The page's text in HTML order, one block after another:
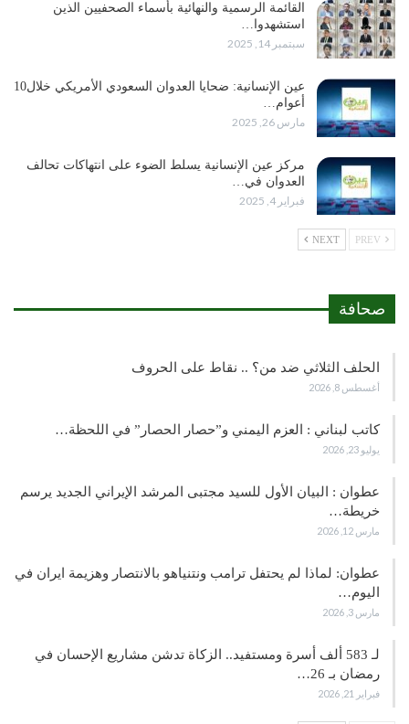
القائمة الرسمية والنهائية بأسماء الصحفيين الذين
استشهدوا…
سبتمبر 14, 2025
عين الإنسانية: ضحايا العدوان السعودي الأمريكي خلال10
أعوام…
مارس 26, 2025
مركز عين الإنسانية يسلط الضوء على انتهاكات تحالف
العدوان في…
فبراير 4, 2025
NEXT
صحافة
الحلف الثلاثي ضد من؟ .. نقاط على الحروف
أغسطس 8, 2026
كاتب لبناني : العزم اليمني و”حصار الحصار” في اللحظة…
يوليو 23, 2026
عطوان : البيان الأول للسيد مجتبى المرشد الإيراني الجديد يرسم
خريطة…
مارس 12, 2026
عطوان: لماذا لم يحتفل ترامب ونتنياهو بالانتصار وهزيمة ايران في
اليوم…
مارس 3, 2026
لـ 583 ألف أسرة ومستفيد.. الزكاة تدشن مشاريع الإحسان في
رمضان بـ 26…
فبراير 21, 2026